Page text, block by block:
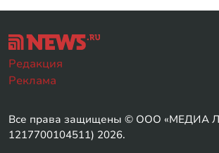
Редакция
Реклама
Все права защищены © ООО «МЕДИА
1217700104511) 2026.